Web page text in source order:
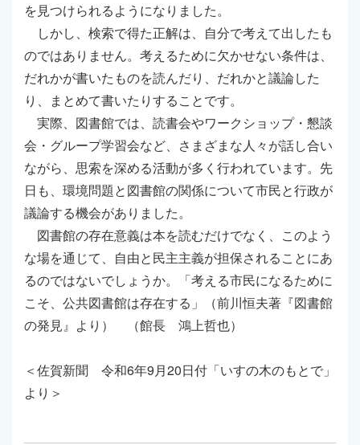
を見つけられるようになりました。
しかし、検索で得た正解は、自分で考えて出したも
のではありません。考えるために欠かせない条件は、
だれかが書いたものを読んだり、だれかと議論した
り、まとめて書いたりすることです。
実際、図書館では、読書会やワークショップ・懇談
会・グループ学習会など、さまざまな人々が話し合い
ながら、思索を深める活動が多く行われています。先
日も、環境問題と図書館の関係について市民と行政が
議論する機会がありました。
図書館の存在意義は本を読むだけでなく、このよう
な場を通じて、自由と民主主義が担保されることにあ
るのではないでしょうか。「考える市民になるために
こそ、公共図書館は存在する」（前川恒夫著『図書館
の発見』より） （館長 鴻上哲也）
＜佐賀新聞 令和6年9月20日付「いすの木のもとで」
より＞